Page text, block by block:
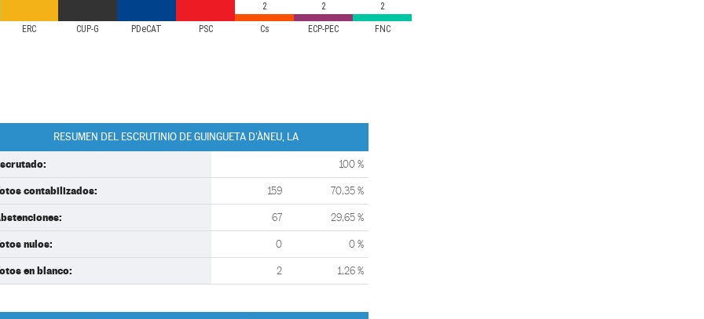
ERC CUP-G PDeCAT PSC Cs ECP-PEC FNC
2 2 2
RESUMEN DEL ESCRUTINIO DE GUINGUETA D'ÀNEU, LA
100 %
contabilizados: 159 70,35 %
67 29,65 %
nulos: 0 0 %
en blanco: 2 1,26 %